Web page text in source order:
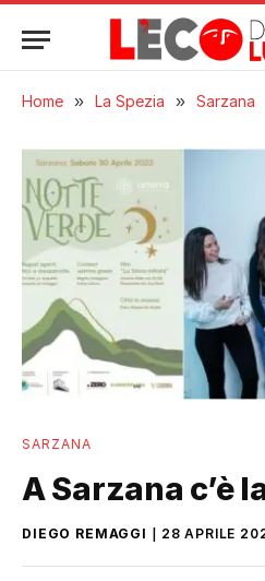
Home » La Spezia » Sarzana
SARZANA
A Sarzana c’è
DIEGO REMAGGI 28 APRILE